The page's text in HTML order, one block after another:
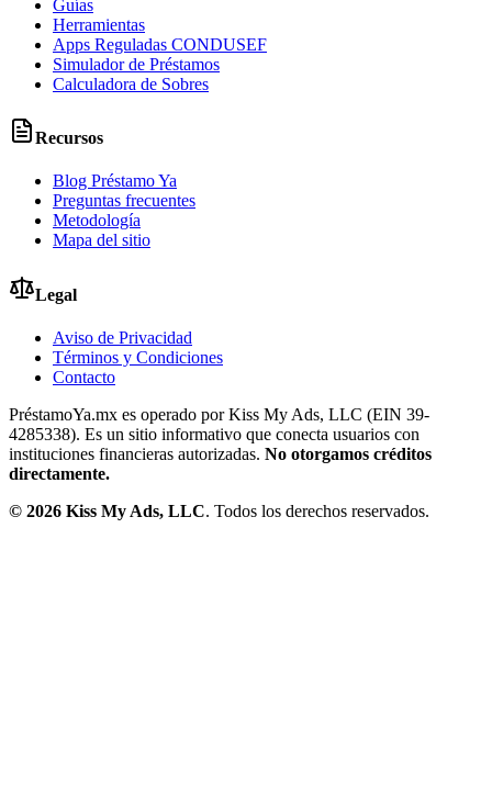
Guías
Herramientas
Apps Reguladas CONDUSEF
Simulador de Préstamos
Calculadora de Sobres
Recursos
Blog Préstamo Ya
Preguntas frecuentes
Metodología
Mapa del sitio
Legal
Aviso de Privacidad
Términos y Condiciones
Contacto
PréstamoYa.mx es operado por Kiss My Ads, LLC (EIN 39-
4285338). Es un sitio informativo que conecta usuarios con
instituciones financieras autorizadas. No otorgamos créditos
directamente.
© 2026 Kiss My Ads, LLC. Todos los derechos reservados.